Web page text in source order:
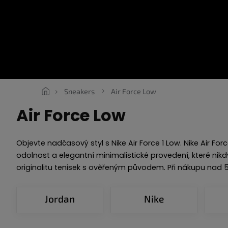
Sneakers Air Force Low
Air Force Low
Objevte nadčasový styl s Nike Air Force 1 Low. Nike Air
odolnost a elegantní minimalistické provedení, které
originalitu tenisek s ověřeným původem. Při nákupu
Jordan Nike